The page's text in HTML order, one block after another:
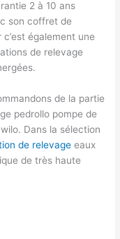
2 à 10 ans
son coffret de
également une
de relevage
de la partie
pedrollo pompe de
Dans la sélection
de relevage eaux
de très haute